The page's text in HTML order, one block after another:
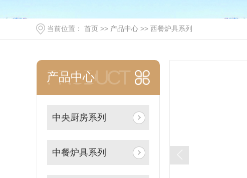
当前位置： 首页 >> 产品中心 >> 西餐炉具系列
PRODUCT
产品中心
中央厨房系列
中餐炉具系列